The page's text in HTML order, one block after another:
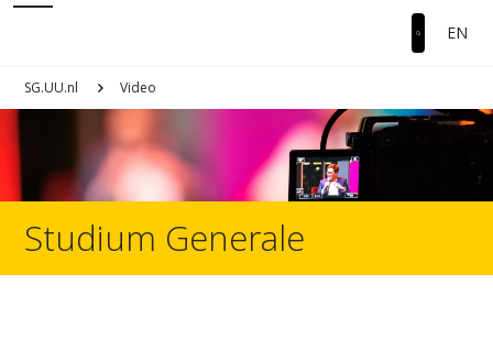
EN
SG.UU.nl Video
Studium Generale